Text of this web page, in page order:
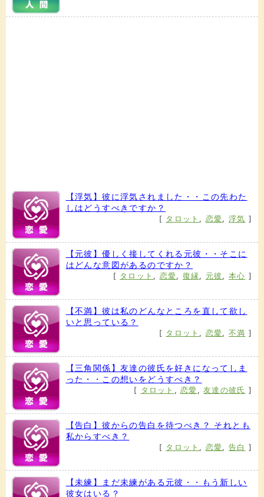
【浮気】彼に浮気されました・・この先わた
しはどうすべきですか？
[ タロット , 恋愛, 浮気 ]
【元彼】優しく接してくれる元彼・・そこに
はどんな意図があるのですか？
[ タロット , 恋愛, 復縁, 元彼 , 本心 ]
【不満】彼は私のどんなところを直して欲し
いと思っている？
[ タロット , 恋愛, 不満 ]
【三角関係】友達の彼氏を好きになってしま
った・・この想いをどうすべき？
[ タロット ,恋愛 ,友達の彼氏 ]
【告白】彼からの告白を待つべき？ それとも
私からすべき？
[ タロット , 恋愛, 告白 ]
【未練】まだ未練がある元彼・・もう新しい
彼女はいる？